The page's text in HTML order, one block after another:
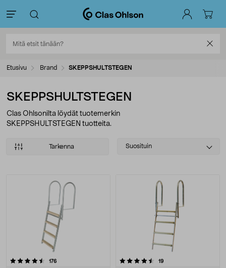
Etusivu Brand SKEPPSHULTSTEGEN
SKEPPSHULTSTEGEN
Clas Ohlsonilta löydät tuotemerkin
SKEPPSHULTSTEGEN tuotteita.
Tarkenna
Select
Suosituin
Tuotteet
176
4.5 viidestä tähdestä 19